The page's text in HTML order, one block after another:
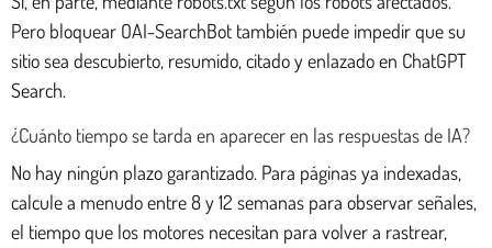
Pero bloquear OAI-SearchBot también puede impedir que su
sitio sea descubierto, resumido, citado y enlazado en ChatGPT
Search.
¿Cuánto tiempo se tarda en aparecer en las respuestas de IA?
No hay ningún plazo garantizado. Para páginas ya indexadas,
calcule a menudo entre 8 y 12 semanas para observar señales,
el tiempo que los motores necesitan para volver a rastrear,